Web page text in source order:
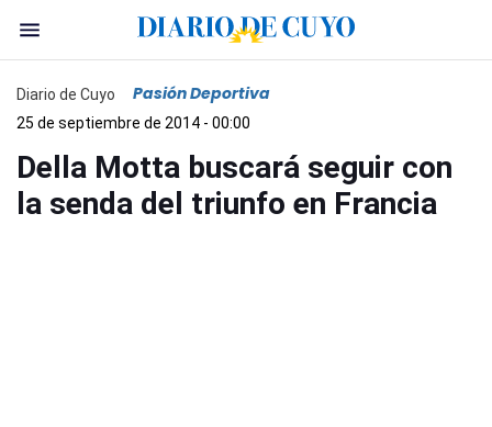
Diario de Cuyo Pasión Deportiva
25 de septiembre de 2014 - 00:00
Della Motta buscará seguir con
la senda del triunfo en Francia